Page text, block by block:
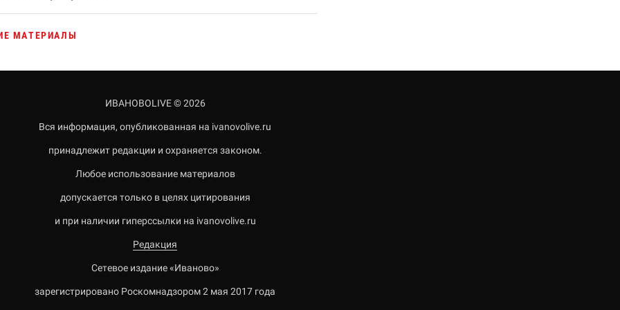
МАТЕРИАЛЫ
ИВАНОВОLIVE © 2026
Вся информация, опубликованная на ivanovolive.ru
принадлежит редакции и охраняется законом.
Любое использование материалов
допускается только в целях цитирования
и при наличии гиперссылки на ivanovolive.ru
Редакция
Сетевое издание «Иваново»
зарегистрировано Роскомнадзором 2 мая 2017 года